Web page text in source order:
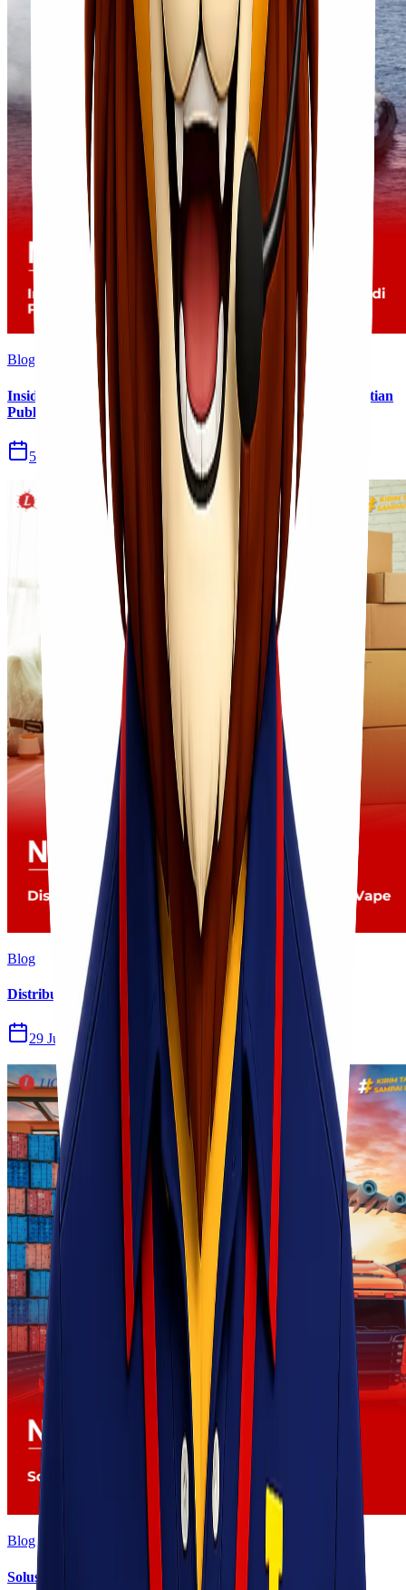
Blog
Insiden Kebakaran KM Mutiara Sentosa II Menjadi Perhatian
Publik
5 Agu 2026
Blog
Distribusi Pengiriman Rokok Elektronik atau Vape
29 Jul 2026
Blog
Solusi Logistik untuk Perusahaan Manufaktur